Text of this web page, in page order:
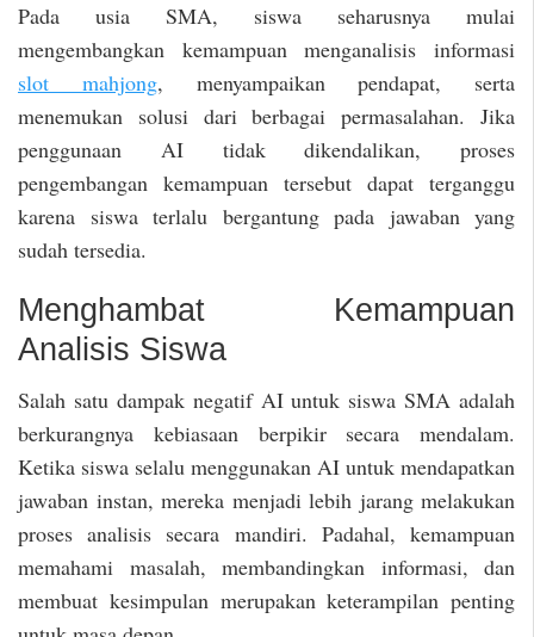
Pada usia SMA, siswa seharusnya mulai
mengembangkan kemampuan menganalisis informasi
slot mahjong, menyampaikan pendapat, serta
menemukan solusi dari berbagai permasalahan. Jika
penggunaan AI tidak dikendalikan, proses
pengembangan kemampuan tersebut dapat terganggu
karena siswa terlalu bergantung pada jawaban yang
sudah tersedia.
Menghambat Kemampuan
Analisis Siswa
Salah satu dampak negatif AI untuk siswa SMA adalah
berkurangnya kebiasaan berpikir secara mendalam.
Ketika siswa selalu menggunakan AI untuk mendapatkan
jawaban instan, mereka menjadi lebih jarang melakukan
proses analisis secara mandiri. Padahal, kemampuan
memahami masalah, membandingkan informasi, dan
membuat kesimpulan merupakan keterampilan penting